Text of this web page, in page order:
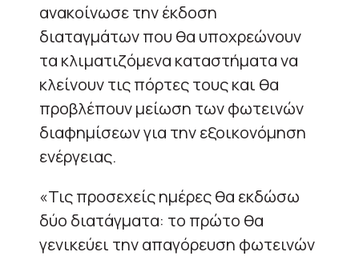
ανακοίνωσε την έκδοση
διαταγμάτων που θα υποχρεώνουν
τα κλιματιζόμενα καταστήματα να
κλείνουν τις πόρτες τους και θα
προβλέπουν μείωση των φωτεινών
διαφημίσεων για την εξοικονόμηση
ενέργειας.
«Τις προσεχείς ημέρες θα εκδώσω
δύο διατάγματα: το πρώτο θα
γενικεύει την απαγόρευση φωτεινών